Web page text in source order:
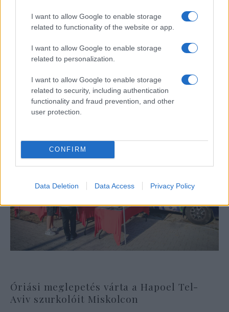
I want to allow Google to enable storage
related to functionality of the website or app.
I want to allow Google to enable storage
related to personalization.
I want to allow Google to enable storage
related to security, including authentication
functionality and fraud prevention, and other
user protection.
CONFIRM
Data Deletion Data Access Privacy Policy
Egy különleges családi járattal 140 új
Óriási meglepetés várta a Hapoel Tel-
Aviv szurkolóit Miskolcon